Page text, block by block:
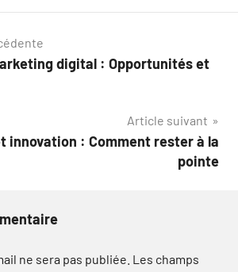
digital : Opportunités et
Article suivant
innovation : Comment rester à la
pointe
ne sera pas publiée. Les champs